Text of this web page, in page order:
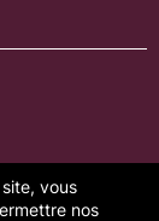
vous
nos